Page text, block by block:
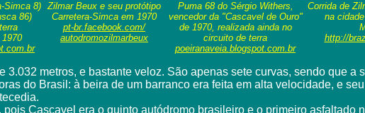
Simca 8)
86)
Zilmar Beux e seu protótipo
Carretera-Simca em 1970
pt-br.facebook.com/
autodromozilmarbeux
Puma 68 do Sérgio Withers,
vencedor da "Cascavel de Ouro"
de 1970, realizada ainda no
circuito de terra
poeiranaveia.blogspot.com.br
Corrida de
na
http://
3.032 metros, e bastante veloz. São apenas sete curvas, sendo que a
do Brasil: à beira de um barranco era feita em alta velocidade, e
Cascavel era o quinto autódromo brasileiro e o primeiro asfaltado